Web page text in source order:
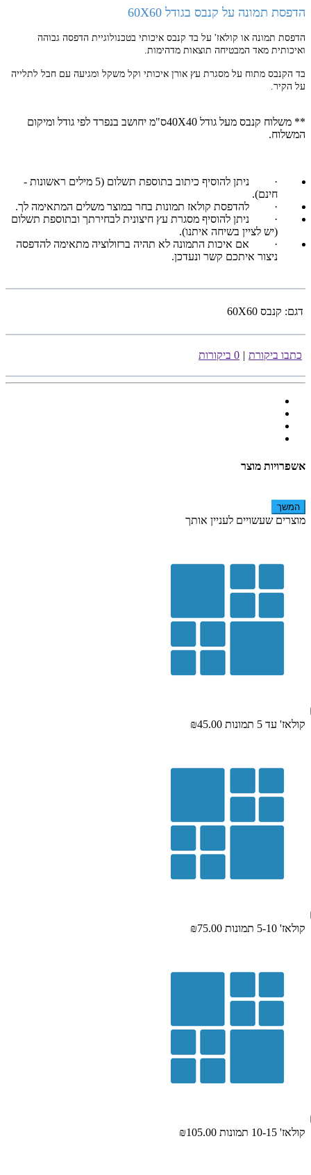
הדפסת תמונה על קנבס בגודל 60X60
הדפסת תמונה או קולאז' על בד קנבס איכותי בטכנולוגיית הדפסה גבוהה
ואיכותית מאד המבטיחה תוצאות מדהימות.
בד הקנבס מתוח על מסגרת עץ אורן איכותי וקל משקל ומגיעה עם חבל לתלייה
על הקיר.
** משלוח קנבס מעל גודל 40X40ס"מ יחושב בנפרד לפי גודל ומיקום
המשלוח.
·
ניתן להוסיף כיתוב בתוספת תשלום (5 מילים ראשונות -
חינם).
·
להדפסת קולאז תמונות בחר במוצר משלים המתאימה לך.
·
ניתן להוסיף מסגרת עץ חיצונית לבחירתך ובתוספת תשלום
(יש לציין בשיחה איתנו).
·
אם איכות התמונה לא תהיה ברזולוציה מתאימה להדפסה
ניצור איתכם קשר ונעדכן.
דגם: קנבס 60X60
כתבו ביקורת | 0 ביקורות
אשפרויות מוצר
המשך
מוצרים שעשויים לעניין אותך
קולאז' עד 5 תמונות ₪45.00
קולאז' 5-10 תמונות ₪75.00
קולאז' 10-15 תמונות ₪105.00